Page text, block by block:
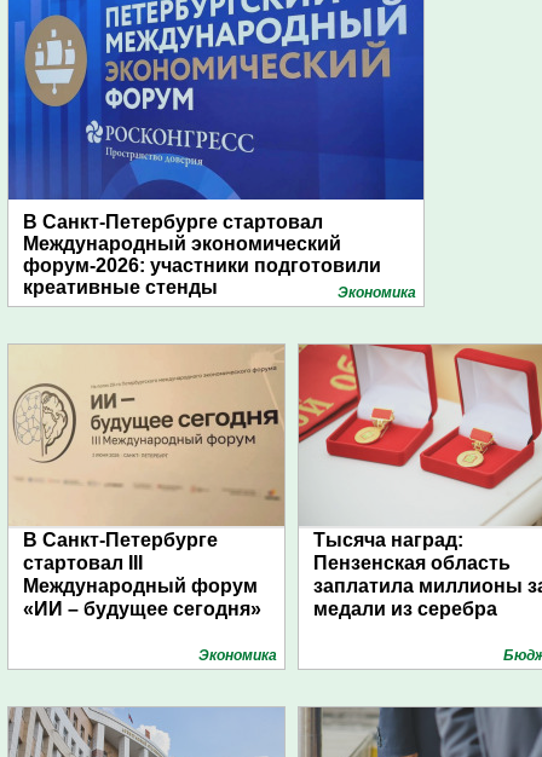
В Санкт-Петербурге стартовал
Международный экономический
форум-2026: участники подготовили
креативные стенды
Экономика
В Санкт-Петербурге
стартовал III
Международный форум
«ИИ – будущее сегодня»
Экономика
Тысяча наград:
Пензенская область
заплатила миллионы
медали из серебра